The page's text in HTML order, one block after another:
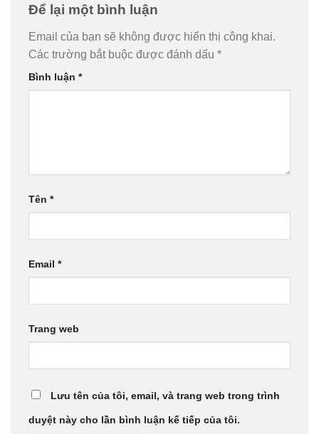
Để lại một bình luận
Email của bạn sẽ không được hiển thị công khai.
Các trường bắt buộc được đánh dấu *
Bình luận *
Tên *
Email *
Trang web
Lưu tên của tôi, email, và trang web trong trình
duyệt này cho lần bình luận kế tiếp của tôi.